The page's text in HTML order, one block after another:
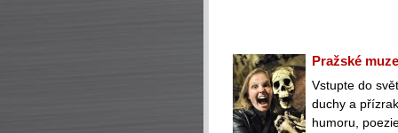
Pražské
Vstupte do
duchy a
humoru,